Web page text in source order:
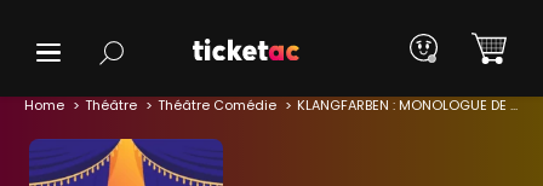
Home Théâtre Théâtre Comédie KLANGFARBEN : MONOLOGUE DE SCHONBERG